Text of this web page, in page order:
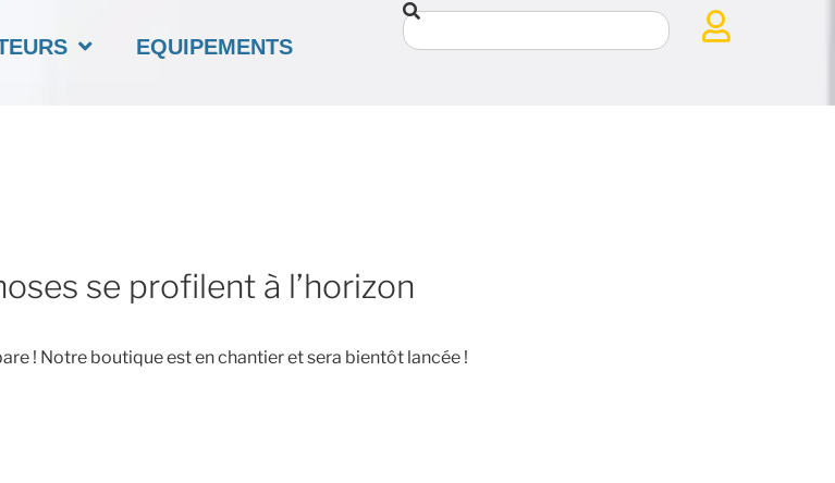
EQUIPEMENTS
se profilent à l’horizon
! Notre boutique est en chantier et sera bientôt lancée !